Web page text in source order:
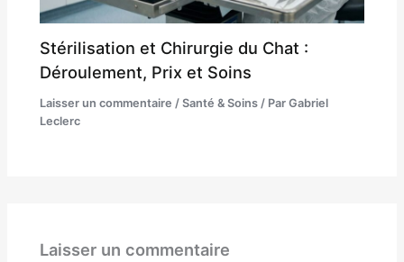
Stérilisation et Chirurgie du Chat :
Déroulement, Prix et Soins
Laisser un commentaire /Santé & Soins / ParGabriel
Leclerc
Laisser un commentaire